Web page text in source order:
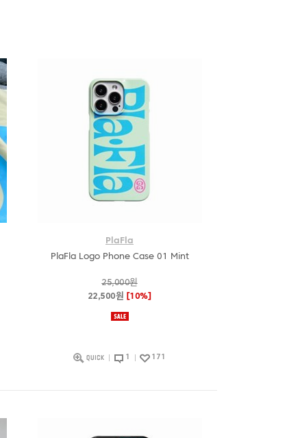
PlaFla
PlaFla Logo Phone Case 01 Mint
25,000원
22,500원 [10%]
1 171